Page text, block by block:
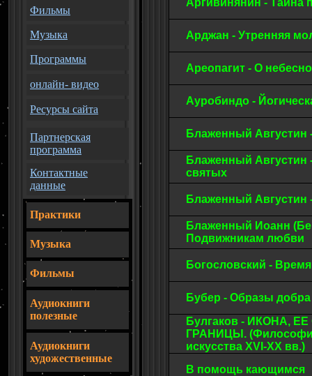
Фильмы
Музыка
Программы
онлайн- видео
Ресурсы сайта
Партнерская
программа
Контактные
данные
Практики
Музыка
Фильмы
Аудиокниги
полезные
Аудиокниги
художественные
Аргивинянин - Тайна
Арджан - Утренняя
Ареопагит - О
Ауробиндо -
Блаженный
Блаженный Августин
святых
Блаженный
Блаженный Иоанн
Подвижникам любви
Богословский -
Бубер - Образы
Булгаков - ИКОНА,
ГРАНИЦЫ.
искусства XVI-XX вв.)
В помощь кающимся